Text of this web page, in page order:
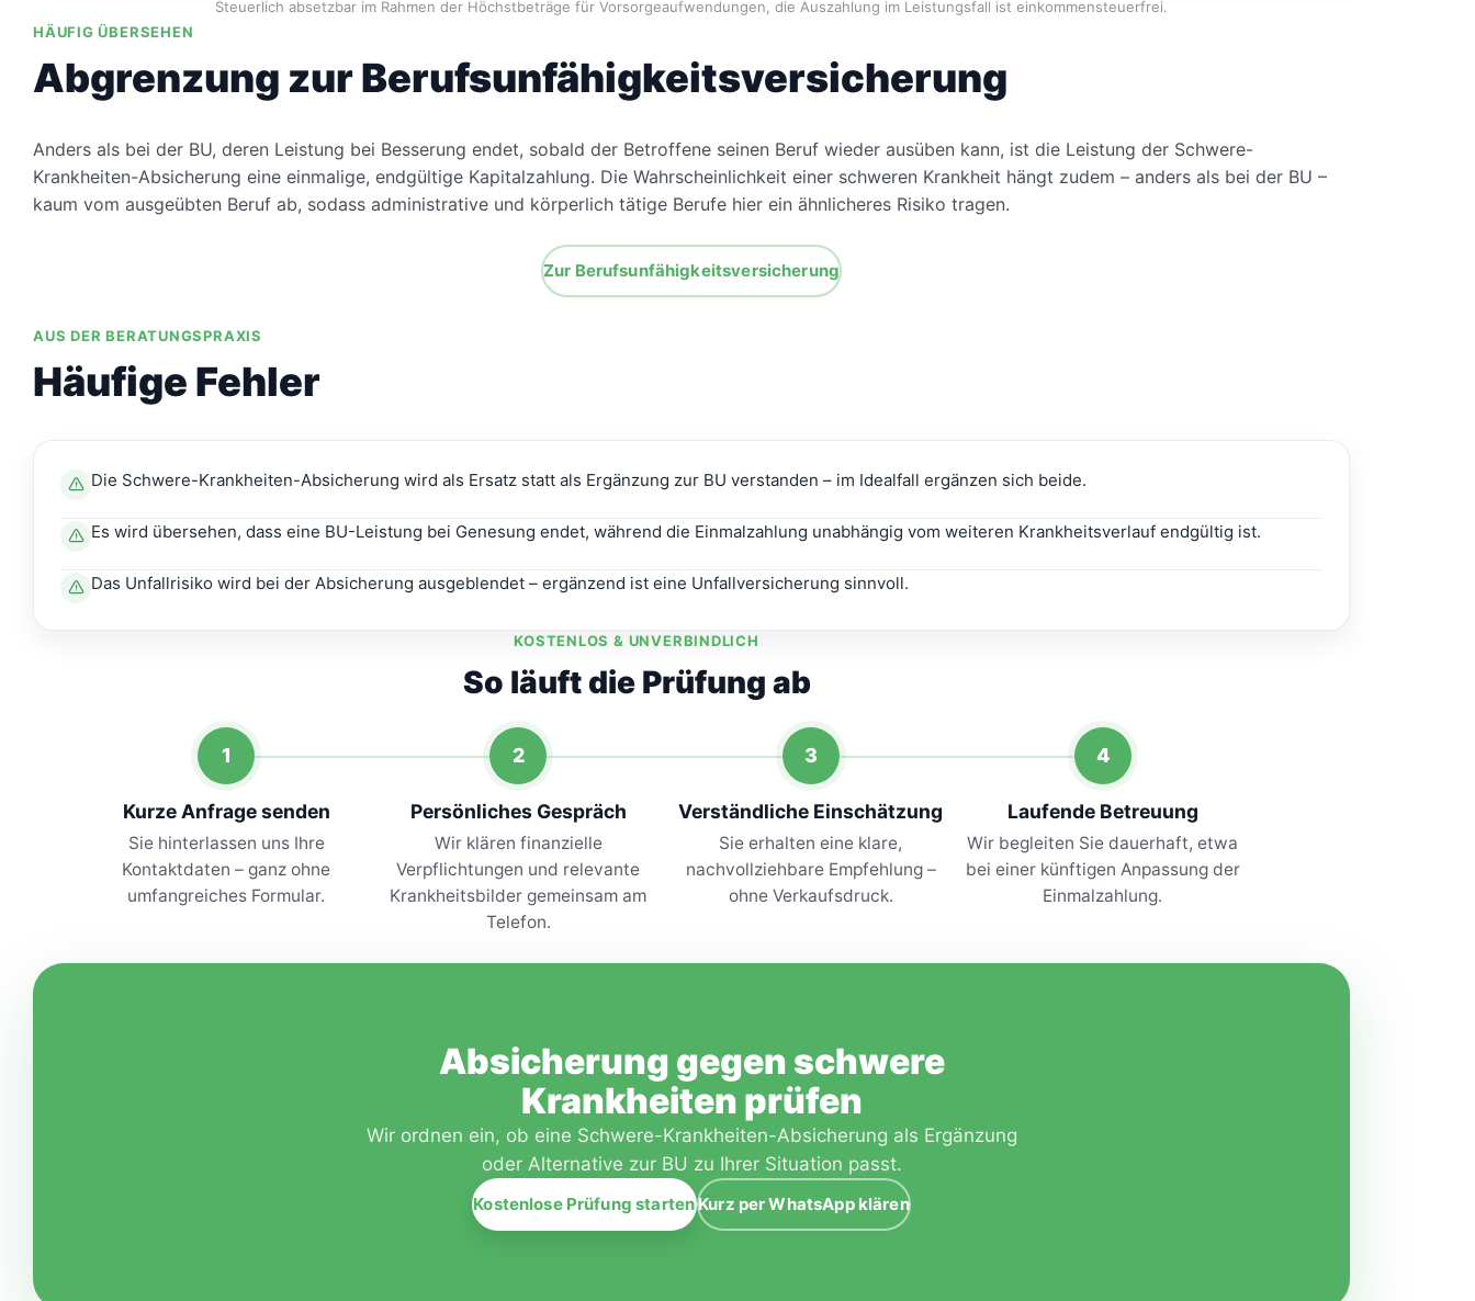
Steuerlich absetzbar im Rahmen der Höchstbeträge für Vorsorgeaufwendungen, die Auszahlung im Leistungsfall ist einkommensteuerfrei.
HÄUFIG ÜBERSEHEN
Abgrenzung zur Berufsunfähigkeitsversicherung
Anders als bei der BU, deren Leistung bei Besserung endet, sobald der Betroffene seinen Beruf wieder ausüben kann, ist die Leistung der Schwere-
Krankheiten-Absicherung eine einmalige, endgültige Kapitalzahlung. Die Wahrscheinlichkeit einer schweren Krankheit hängt zudem – anders als bei der BU –
kaum vom ausgeübten Beruf ab, sodass administrative und körperlich tätige Berufe hier ein ähnlicheres Risiko tragen.
Zur Berufsunfähigkeitsversicherung
AUS DER BERATUNGSPRAXIS
Häufige Fehler
Die Schwere-Krankheiten-Absicherung wird als Ersatz statt als Ergänzung zur BU verstanden – im Idealfall ergänzen sich beide.
Es wird übersehen, dass eine BU-Leistung bei Genesung endet, während die Einmalzahlung unabhängig vom weiteren Krankheitsverlauf endgültig ist.
Das Unfallrisiko wird bei der Absicherung ausgeblendet – ergänzend ist eine Unfallversicherung sinnvoll.
KOSTENLOS & UNVERBINDLICH
So läuft die Prüfung ab
1
Kurze Anfrage senden
Sie hinterlassen uns Ihre
Kontaktdaten – ganz ohne
umfangreiches Formular.
2
Persönliches Gespräch
Wir klären finanzielle
Verpflichtungen und relevante
Krankheitsbilder gemeinsam am
Telefon.
3
Verständliche Einschätzung
Sie erhalten eine klare,
nachvollziehbare Empfehlung –
ohne Verkaufsdruck.
4
Laufende Betreuung
Wir begleiten Sie dauerhaft, etwa
bei einer künftigen Anpassung der
Einmalzahlung.
Absicherung gegen schwere
Krankheiten prüfen
Wir ordnen ein, ob eine Schwere-Krankheiten-Absicherung als Ergänzung
oder Alternative zur BU zu Ihrer Situation passt.
Kostenlose Prüfung starten Kurz per WhatsApp klären